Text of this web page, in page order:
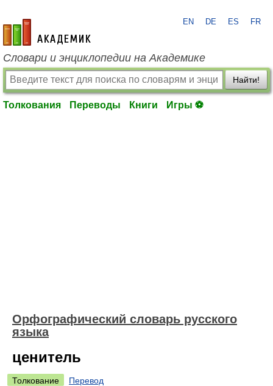
academic.ru
EN DE ES FR
Словари и энциклопедии на Академике
Найти!
Толкования Переводы Книги Игры ⚽
Орфографический словарь русского
языка
ценитель
Толкование
Перевод